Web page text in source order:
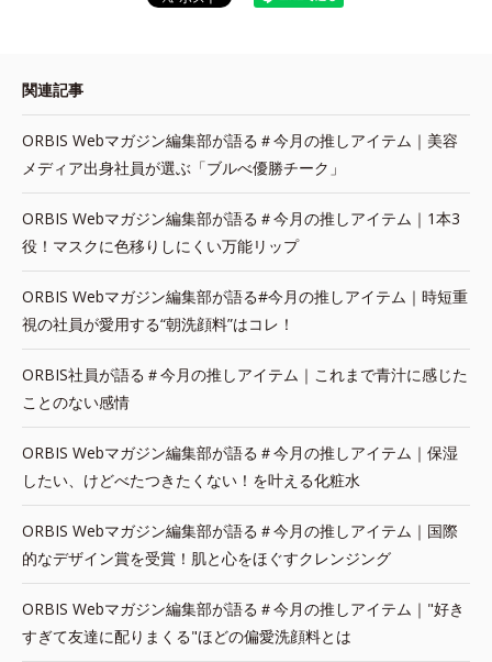
関連記事
ORBIS Webマガジン編集部が語る＃今月の推しアイテム｜美容
メディア出身社員が選ぶ「ブルべ優勝チーク」
ORBIS Webマガジン編集部が語る＃今月の推しアイテム｜1本3
役！マスクに色移りしにくい万能リップ
ORBIS Webマガジン編集部が語る#今月の推しアイテム｜時短重
視の社員が愛用する“朝洗顔料”はコレ！
ORBIS社員が語る＃今月の推しアイテム｜これまで青汁に感じた
ことのない感情
ORBIS Webマガジン編集部が語る＃今月の推しアイテム｜保湿
したい、けどべたつきたくない！を叶える化粧水
ORBIS Webマガジン編集部が語る＃今月の推しアイテム｜国際
的なデザイン賞を受賞！肌と心をほぐすクレンジング
ORBIS Webマガジン編集部が語る＃今月の推しアイテム｜"好き
すぎて友達に配りまくる"ほどの偏愛洗顔料とは